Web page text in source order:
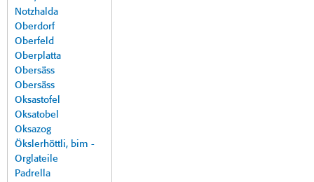
Notzhalda
Oberdorf
Oberfeld
Oberplatta
Obersäss
Obersäss
Oksastofel
Oksatobel
Oksazog
Ökslerhöttli, bim -
Orglateile
Padrella